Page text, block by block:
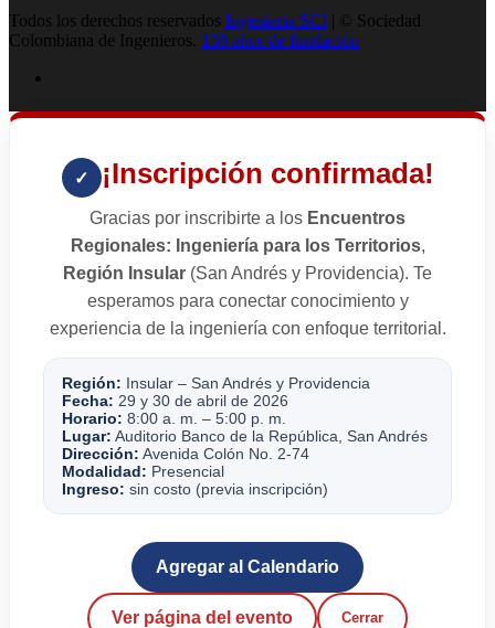
Todos los derechos reservados Ingenieria SCI | © Sociedad
Colombiana de Ingenieros. 138 años de fundación
✓ ¡Inscripción confirmada!
Gracias por inscribirte a los Encuentros
Regionales: Ingeniería para los Territorios,
Región Insular (San Andrés y Providencia). Te
esperamos para conectar conocimiento y
experiencia de la ingeniería con enfoque territorial.
Región: Insular – San Andrés y Providencia
Fecha: 29 y 30 de abril de 2026
Horario: 8:00 a. m. – 5:00 p. m.
Lugar: Auditorio Banco de la República, San Andrés
Dirección: Avenida Colón No. 2-74
Modalidad: Presencial
Ingreso: sin costo (previa inscripción)
Agregar al Calendario
Ver página del evento Cerrar